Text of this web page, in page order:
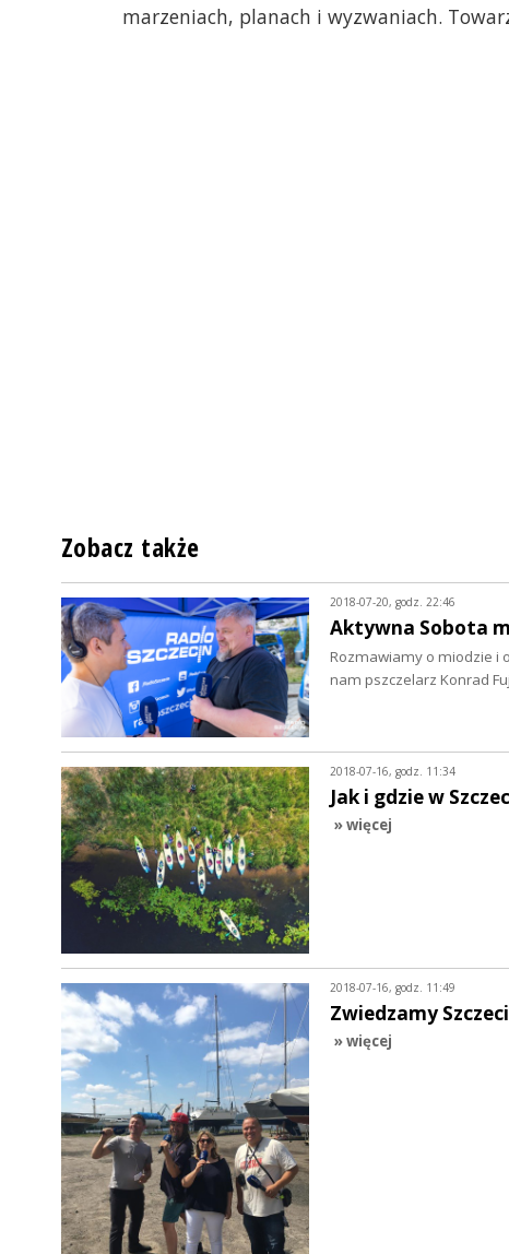
marzeniach, planach i wyzwaniach.
Zobacz także
2018-07-20, godz. 22:46
Aktywna Sobota
Rozmawiamy o miodzie i
nam pszczelarz Konrad
2018-07-16, godz. 11:34
Jak i gdzie w
» więcej
2018-07-16, godz. 11:49
Zwiedzamy
» więcej